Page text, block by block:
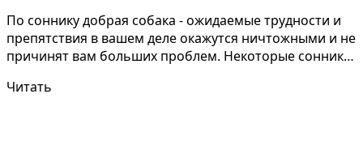
По соннику добрая собака - ожидаемые трудности и
препятствия в вашем деле окажутся ничтожными и не
причинят вам больших проблем. Некоторые сонники
Читать